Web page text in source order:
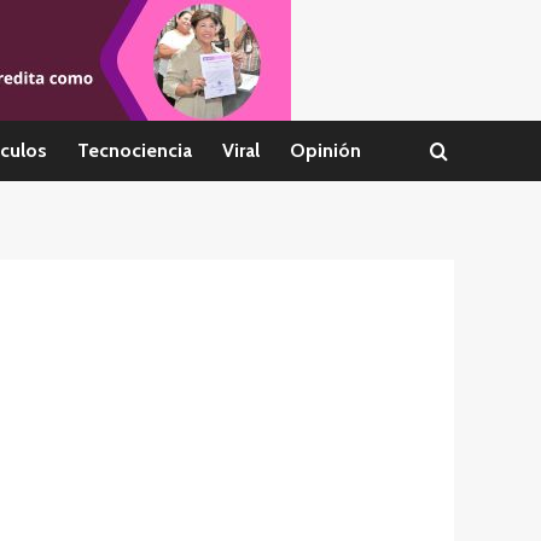
Tecnociencia Viral Opinión